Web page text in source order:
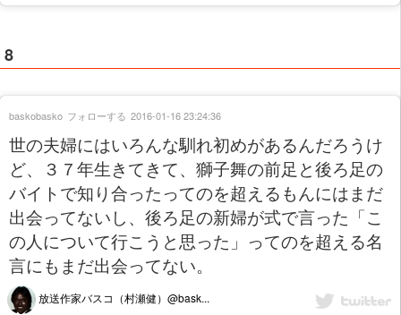
8
世の夫婦にはいろんな馴れ初めがあるんだろうけ
ど、３７年生きてきて、獅子舞の前足と後ろ足の
バイトで知り合ったってのを超えるもんにはまだ
出会ってないし、後ろ足の新婦が式で言った「こ
の人について行こうと思った」ってのを超える名
言にもまだ出会ってない。
放送作家バスコ（村瀬健）@bask...
baskobasko フォローする 2016-01-16 23:24:36